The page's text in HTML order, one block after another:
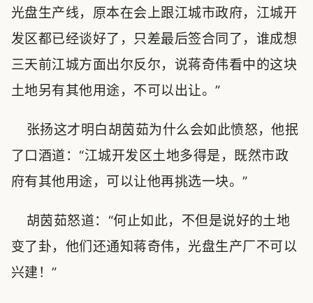
光盘生产线，原本在会上跟江城市政府，江城开
发区都已经谈好了，只差最后签合同了，谁成想
三天前江城方面出尔反尔，说蒋奇伟看中的这块
土地另有其他用途，不可以出让。”
张扬这才明白胡茵茹为什么会如此愤怒，他抿
了口酒道：“江城开发区土地多得是，既然市政
府有其他用途，可以让他再挑选一块。”
胡茵茹怒道：“何止如此，不但是说好的土地
变了卦，他们还通知蒋奇伟，光盘生产厂不可以
兴建！”